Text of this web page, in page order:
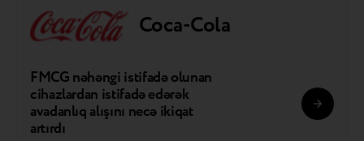
Coca-Cola
FMCG nəhəngi istifadə olunan
cihazlardan istifadə edərək
avadanlıq alışını necə ikiqat
artırdı